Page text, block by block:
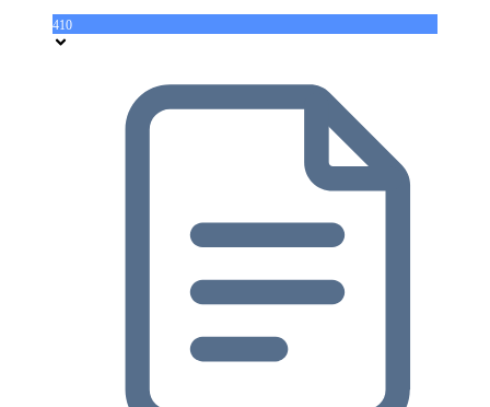
410